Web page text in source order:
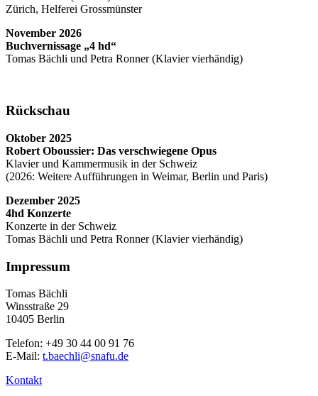
Zürich, Helferei Grossmünster
November 2026
Buchvernissage „4 hd“
Tomas Bächli und Petra Ronner (Klavier vierhändig)
Rückschau
Oktober 2025
Robert Oboussier: Das verschwiegene Opus
Klavier und Kammermusik in der Schweiz
(2026: Weitere Aufführungen in Weimar, Berlin und Paris)
Dezember 2025
4hd Konzerte
Konzerte in der Schweiz
Tomas Bächli und Petra Ronner (Klavier vierhändig)
Impressum
Tomas Bächli
Winsstraße 29
10405 Berlin
Telefon: +49 30 44 00 91 76
E-Mail: t.baechli@snafu.de
Kontakt